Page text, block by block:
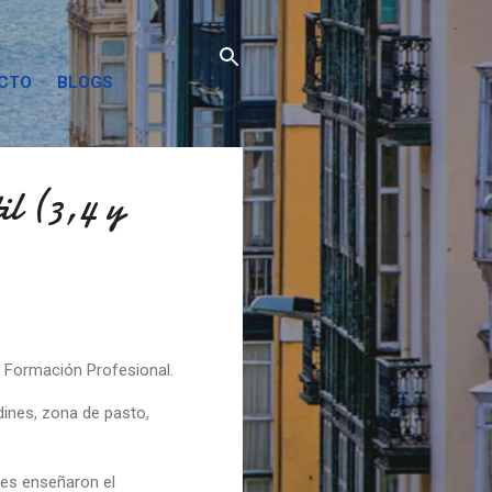
BLOGS
(3,4 y
Profesional.
zona de pasto,
enseñaron el